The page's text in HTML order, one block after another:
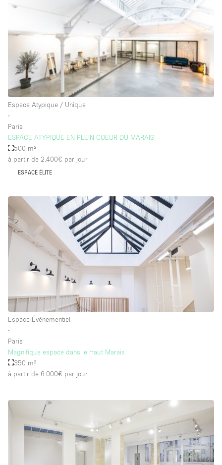
Salle de Bain
Smoking Area
Soundproof
Style Haussmannien
Style Industriel
Système de sécurité
Water Access
Éclairage
Électricité
Équipement de bureau
Équipement sonore et vidéo
Étage/accès
Rez-de-chaussée sur rue
Centre commercial
À l'étage
Autre
Espace Atypique / Unique
∙
Paris
ESPACE ATYPIQUE EN PLEIN COEUR DU MARAIS
500 m²
à partir de 2.400€ par jour
ESPACE ÉLITE
Espace Événementiel
∙
Paris
Magnifique espace dans le Haut Marais
350 m²
à partir de 6.000€ par jour